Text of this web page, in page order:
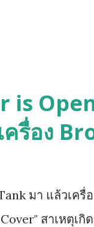
is
ครื่อง
มา แล้วเครื่
สาเหตุเ